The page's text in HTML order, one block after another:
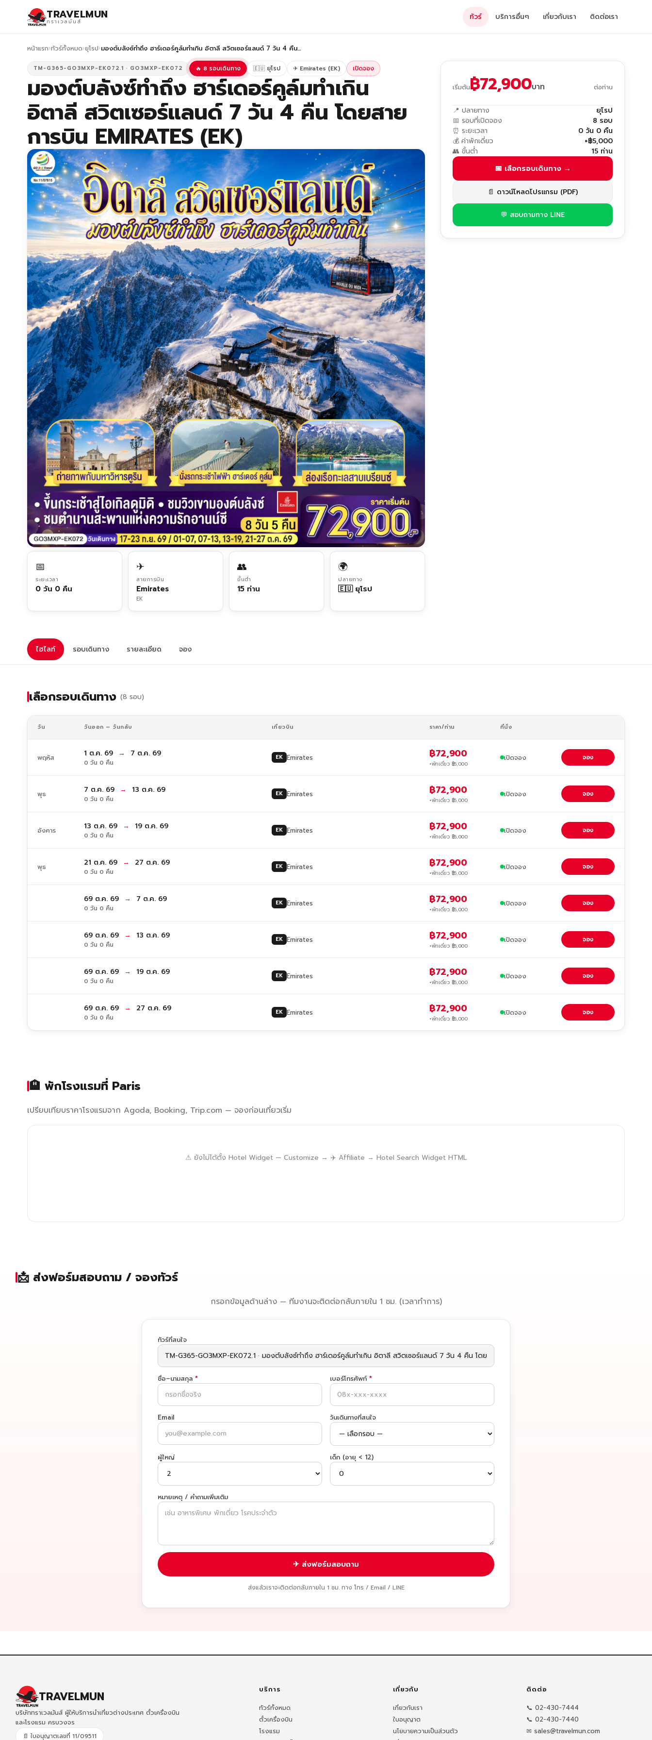
TRAVELMUN
ทราเวลมันส์ ทัวร์ บริการอื่นๆ เกี่ยวกับเรา ติดต่อเรา
หน้าแรก›ทัวร์ทั้งหมด›ยุโรป›มองต์บลังซ์ทำถึง ฮาร์เดอร์คูล์มทำเกิน อิตาลี สวิตเซอร์แลนด์ 7 วัน 4 คืน…
TM-G365-GO3MXP-EK072.1 · GO3MXP-EK072 🔥 8 รอบเดินทาง 🇪🇺 ยุโรป ✈ Emirates (EK) เปิดจอง
มองต์บลังซ์ทำถึง ฮาร์เดอร์คูล์มทำเกิน
อิตาลี สวิตเซอร์แลนด์ 7 วัน 4 คืน โดยสาย
การบิน EMIRATES (EK)
📅
ระยะเวลา
0 วัน 0 คืน
✈
สายการบิน
Emirates
EK
👥
ขั้นต่ำ
15 ท่าน
🌍
ปลายทาง
🇪🇺 ยุโรป
เริ่มต้น฿72,900บาท ต่อท่าน
📍 ปลายทาง
ยุโรป
📅 รอบที่เปิดจอง
8 รอบ
⏰ ระยะเวลา
0 วัน 0 คืน
💰 ค่าพักเดี่ยว
+฿5,000
👥 ขั้นต่ำ
15 ท่าน
📅 เลือกรอบเดินทาง →
📄 ดาวน์โหลดโปรแกรม (PDF)
💬 สอบถามทาง LINE
ไฮไลท์ รอบเดินทาง รายละเอียด จอง
เลือกรอบเดินทาง (8 รอบ)
วัน วันออก – วันกลับ เที่ยวบิน ราคา/ท่าน ที่นั่ง
พฤหัส 1 ต.ค. 69 → 7 ต.ค. 69
0 วัน 0 คืน
EK Emirates ฿72,900
+พักเดี่ยว ฿5,000
เปิดจอง จอง
พุธ 7 ต.ค. 69 → 13 ต.ค. 69
0 วัน 0 คืน
EK Emirates ฿72,900
+พักเดี่ยว ฿5,000
เปิดจอง จอง
อังคาร 13 ต.ค. 69 → 19 ต.ค. 69
0 วัน 0 คืน
EK Emirates ฿72,900
+พักเดี่ยว ฿5,000
เปิดจอง จอง
พุธ 21 ต.ค. 69 → 27 ต.ค. 69
0 วัน 0 คืน
EK Emirates ฿72,900
+พักเดี่ยว ฿5,000
เปิดจอง จอง
69 ต.ค. 69 → 7 ต.ค. 69
0 วัน 0 คืน
EK Emirates ฿72,900
+พักเดี่ยว ฿5,000
เปิดจอง จอง
69 ต.ค. 69 → 13 ต.ค. 69
0 วัน 0 คืน
EK Emirates ฿72,900
+พักเดี่ยว ฿5,000
เปิดจอง จอง
69 ต.ค. 69 → 19 ต.ค. 69
0 วัน 0 คืน
EK Emirates ฿72,900
+พักเดี่ยว ฿5,000
เปิดจอง จอง
69 ต.ค. 69 → 27 ต.ค. 69
0 วัน 0 คืน
EK Emirates ฿72,900
+พักเดี่ยว ฿5,000
เปิดจอง จอง
🏨 พักโรงแรมที่ Paris
เปรียบเทียบราคาโรงแรมจาก Agoda, Booking, Trip.com — จองก่อนเที่ยวเริ่ม
⚠ ยังไม่ได้ตั้ง Hotel Widget — Customize → ✈️ Affiliate → Hotel Search Widget HTML
📩 ส่งฟอร์มสอบถาม / จองทัวร์
กรอกข้อมูลด้านล่าง — ทีมงานจะติดต่อกลับภายใน 1 ชม. (เวลาทำการ)
ทัวร์ที่สนใจ
ชื่อ–นามสกุล * เบอร์โทรศัพท์ *
Email วันเดินทางที่สนใจ
ผู้ใหญ่ เด็ก (อายุ < 12)
หมายเหตุ / คำถามเพิ่มเติม
✈ ส่งฟอร์มสอบถาม
ส่งแล้วเราจะติดต่อกลับภายใน 1 ชม. ทาง โทร / Email / LINE
TRAVELMUN
บริษัททราเวลมันส์ ผู้ให้บริการนำเที่ยวต่างประเทศ ตั๋วเครื่องบิน
และโรงแรม ครบวงจร
📄 ใบอนุญาตเลขที่ 11/09511
บริการ
ทัวร์ทั้งหมด
ตั๋วเครื่องบิน
โรงแรม
เกี่ยวกับ
เกี่ยวกับเรา
ใบอนุญาต
นโยบายความเป็นส่วนตัว
ติดต่อ
📞 02-430-7444
📞 02-430-7440
✉ sales@travelmun.com